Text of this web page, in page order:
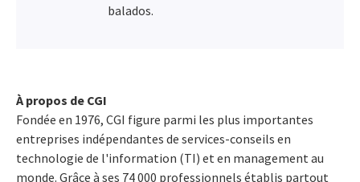
balados.
À propos de CGI
Fondée en 1976, CGI figure parmi les plus importantes
entreprises indépendantes de services-conseils en
technologie de l'information (TI) et en management au
monde. Grâce à ses 74 000 professionnels établis partout